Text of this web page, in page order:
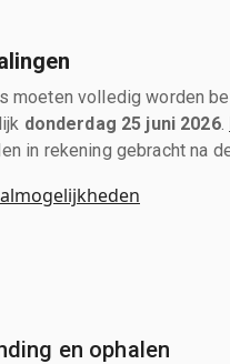
moeten volledig worden
donderdag 25 juni 2026.
in rekening gebracht na
en ophalen